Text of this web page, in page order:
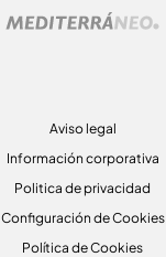
Aviso legal
Información corporativa
Politica de privacidad
Configuración de Cookies
Política de Cookies